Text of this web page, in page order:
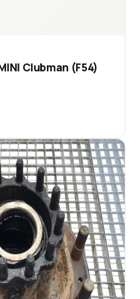
Clubman (F54)